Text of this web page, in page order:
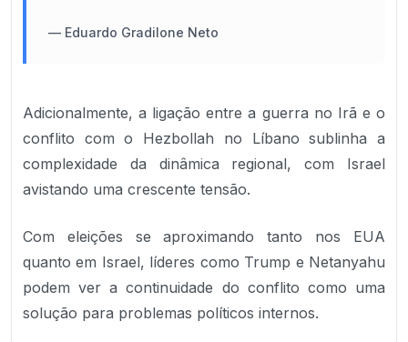
— Eduardo Gradilone Neto
Adicionalmente, a ligação entre a guerra no Irã e o
conflito com o Hezbollah no Líbano sublinha a
complexidade da dinâmica regional, com Israel
avistando uma crescente tensão.
Com eleições se aproximando tanto nos EUA
quanto em Israel, líderes como Trump e Netanyahu
podem ver a continuidade do conflito como uma
solução para problemas políticos internos.